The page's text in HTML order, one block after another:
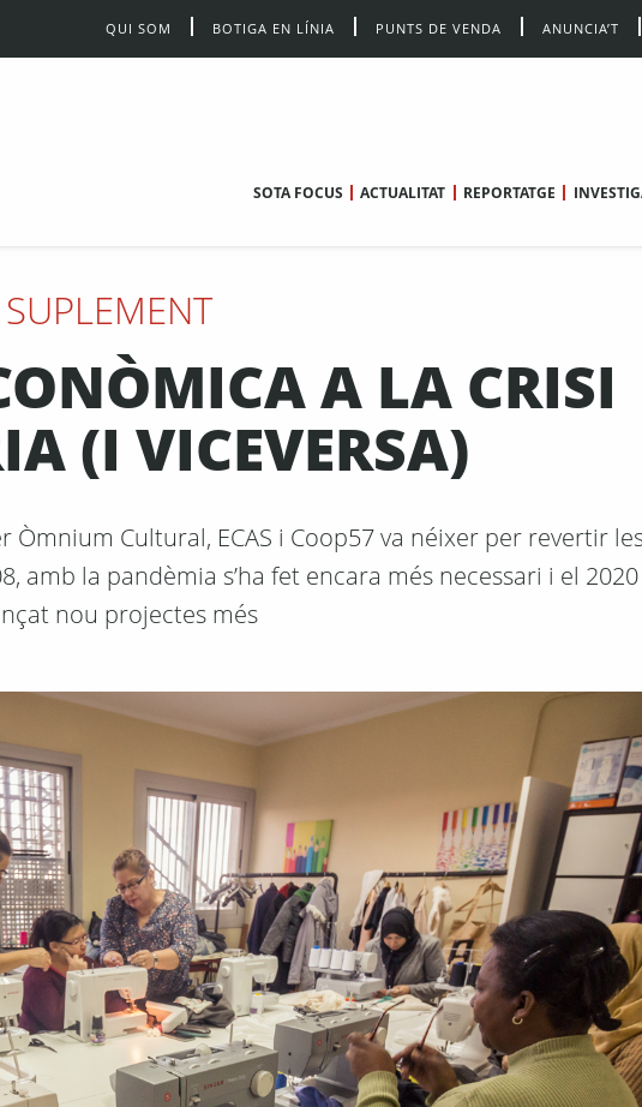
QUI SOM BOTIGA EN LÍNIA PUNTS DE VENDA ANUNCIA’T
SOTA FOCUS ACTUALITAT REPORTATGE
SUPLEMENT
A LA CRISI
(I VICEVERSA)
Cultural, ECAS i Coop57 va néixer per revertir
amb la pandèmia s’ha fet encara més necessari i el
nou projectes més